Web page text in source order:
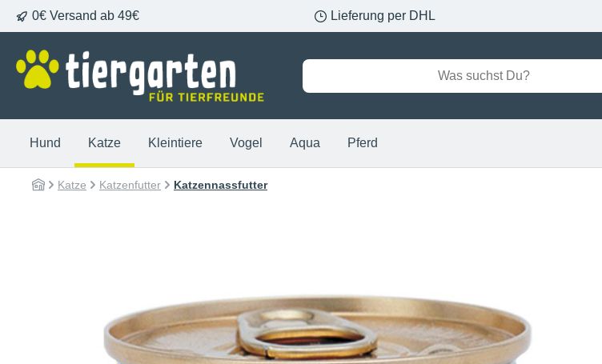
Zur Hauptnavigation springen
0€ Versand ab 49€ Lieferung per DHL
Hund Katze Kleintiere Vogel Aqua Pferd
Katze Katzenfutter Katzennassfutter